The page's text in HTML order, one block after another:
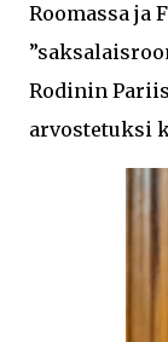
Roomassa ja
Rodinin
arvostetuksi